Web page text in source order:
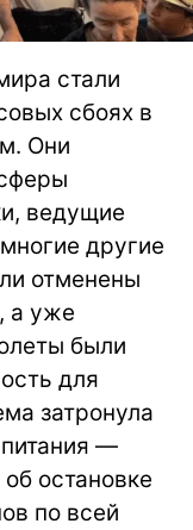
стали
сбоях в
Они
ведущие
другие
отменены
а уже
были
для
затронула
—
остановке
по всей